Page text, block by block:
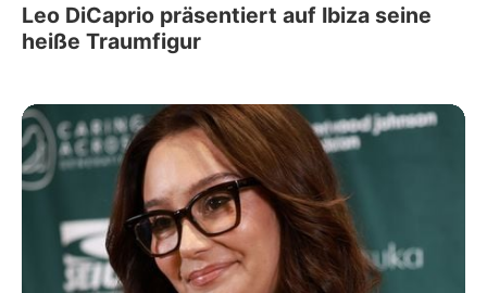
Leo DiCaprio präsentiert auf Ibiza seine
heiße Traumfigur